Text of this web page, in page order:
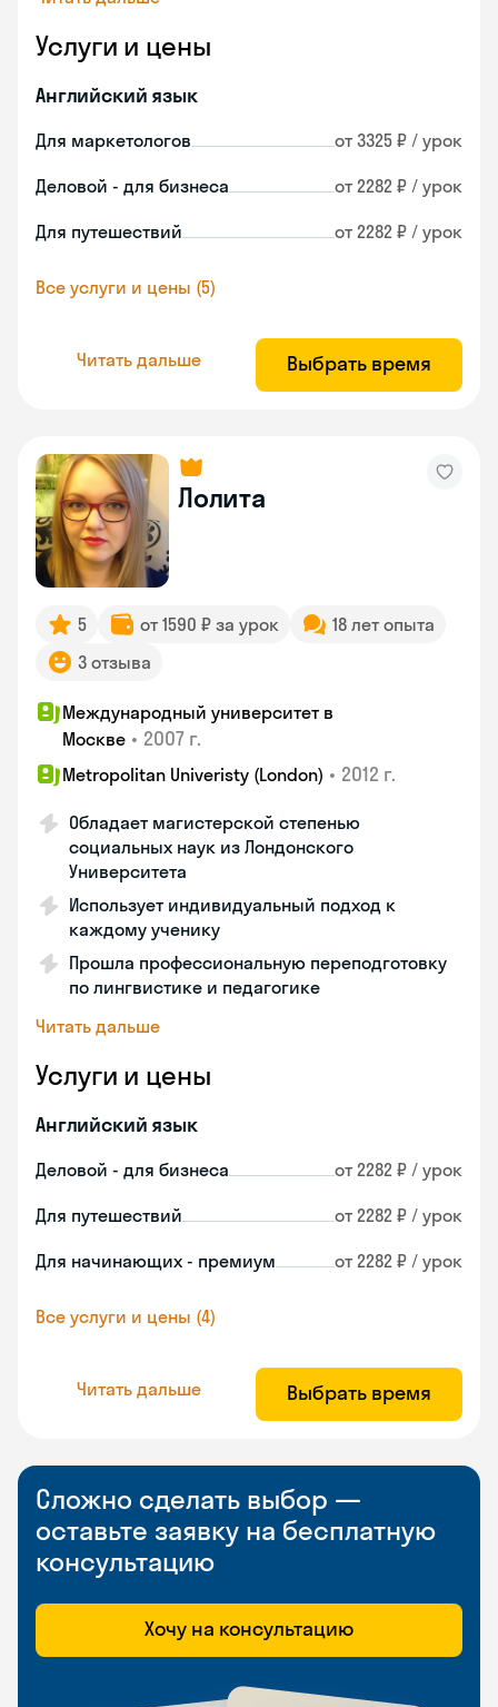
Услуги и цены
Английский язык
Для маркетологов от 3325 ₽ / урок
Деловой - для бизнеса от 2282 ₽ / урок
Для путешествий от 2282 ₽ / урок
Все услуги и цены (5)
Читать дальше Выбрать время
Лолита
5 от 1590 ₽ за урок
18 лет опыта
3 отзыва
Международный университет в
Москве • 2007 г.
Metropolitan Univeristy (London) • 2012 г.
Обладает магистерской степенью
социальных наук из Лондонского
Университета
Использует индивидуальный подход к
каждому ученику
Прошла профессиональную переподготовку
по лингвистике и педагогике
Читать дальше
Услуги и цены
Английский язык
Деловой - для бизнеса от 2282 ₽ / урок
Для путешествий от 2282 ₽ / урок
Для начинающих - премиум от 2282 ₽ / урок
Все услуги и цены (4)
Читать дальше Выбрать время
Сложно сделать выбор —
оставьте заявку на бесплатную
консультацию
Хочу на консультацию